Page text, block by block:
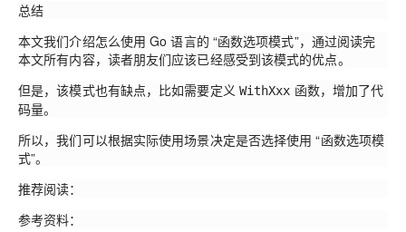
总结
本文我们介绍怎么使用 Go 语言的 “函数选项模式”，通过阅读完
本文所有内容，读者朋友们应该已经感受到该模式的优点。
但是，该模式也有缺点，比如需要定义 WithXxx 函数，增加了代
码量。
所以，我们可以根据实际使用场景决定是否选择使用 “函数选项模
式”。
推荐阅读：
参考资料：